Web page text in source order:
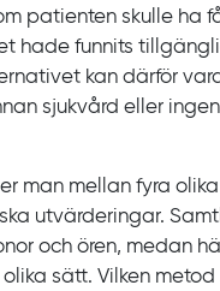
patienten skulle ha
hade funnits
kan därför
sjukvård eller
man mellan fyra
utvärderingar.
och ören, medan
sätt. Vilken metod